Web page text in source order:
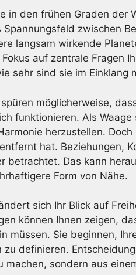
in den frühen Graden der
Spannungsfeld zwischen
langsam wirkende
auf zentrale Fragen
sehr sind sie im Einklang
möglicherweise,
funktionieren. Als
herzustellen.
hat. Beziehungen,
betrachtet. Das kann
Form von Nähe.
sich Ihr Blick auf
können Ihnen zeigen,
müssen. Sie beginnen,
zu definieren.
machen, sondern aus